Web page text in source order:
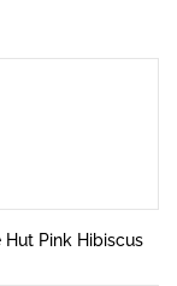
Hut Pink Hibiscus